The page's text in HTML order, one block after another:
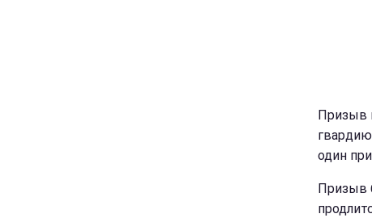
Призыв
один
Призыв